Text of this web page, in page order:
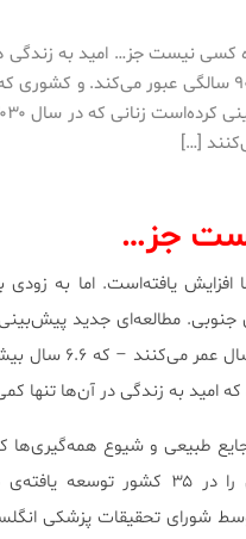
کسی نیست جز… امید به زندگی
بار از ۹۰ سالگی عبور می‌کند. و
[…]
جز…
به زندگی در آن‌ها تنها کمی از ۹۰ سال کمتر
طبیعی و شیوع همه‌گیری‌ها
دانشمندان رشد قابل توجهی را
شورای تحقیقات پزشکی